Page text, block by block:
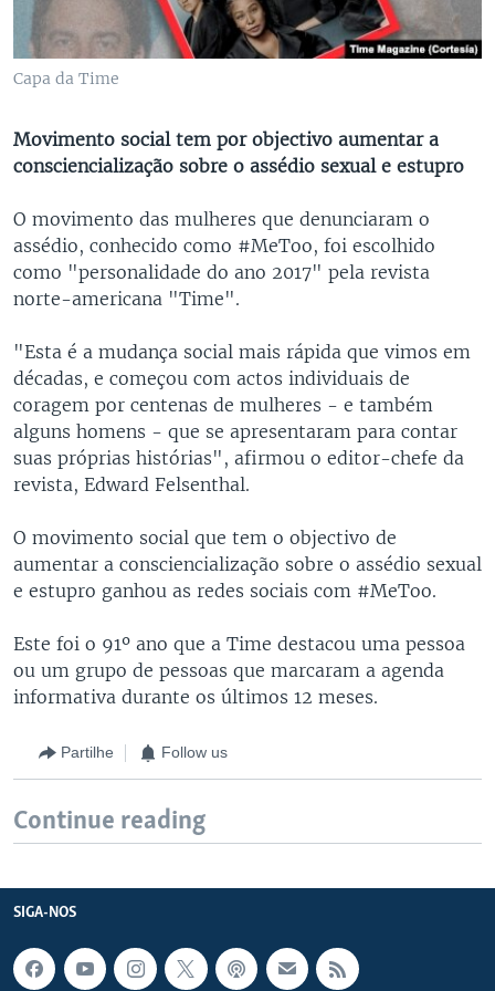
Capa da Time
Movimento social tem por objectivo aumentar a
consciencialização sobre o assédio sexual e estupro
O movimento das mulheres que denunciaram o
assédio, conhecido como #MeToo, foi escolhido
como "personalidade do ano 2017" pela revista
norte-americana "Time".
"Esta é a mudança social mais rápida que vimos em
décadas, e começou com actos individuais de
coragem por centenas de mulheres - e também
alguns homens - que se apresentaram para contar
suas próprias histórias", afirmou o editor-chefe da
revista, Edward Felsenthal.
O movimento social que tem o objectivo de
aumentar a consciencialização sobre o assédio sexual
e estupro ganhou as redes sociais com #MeToo.
Este foi o 91º ano que a Time destacou uma pessoa
ou um grupo de pessoas que marcaram a agenda
informativa durante os últimos 12 meses.
Partilhe Follow us
Continue reading
SIGA-NOS